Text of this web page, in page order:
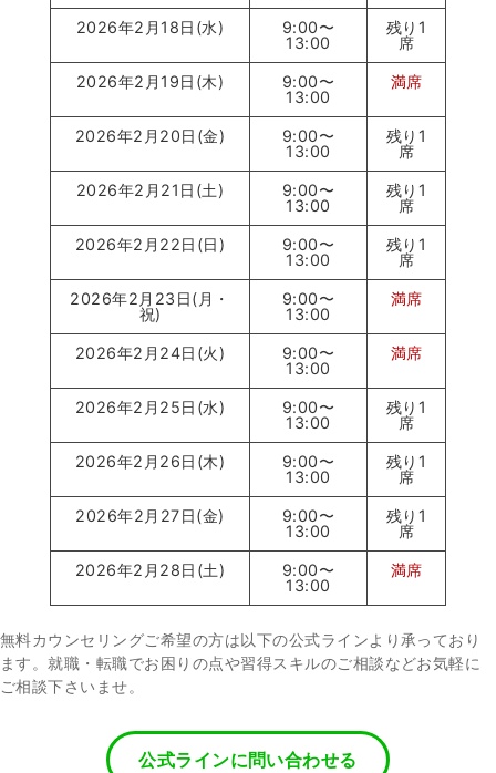
2026年2月18日(水)
9:00〜
13:00
残り1
席
2026年2月19日(木)
9:00〜
13:00
満席
2026年2月20日(金)
9:00〜
13:00
残り1
席
2026年2月21日(土)
9:00〜
13:00
残り1
席
2026年2月22日(日)
9:00〜
13:00
残り1
席
2026年2月23日(月・
祝)
9:00〜
13:00
満席
2026年2月24日(火)
9:00〜
13:00
満席
2026年2月25日(水)
9:00〜
13:00
残り1
席
2026年2月26日(木)
9:00〜
13:00
残り1
席
2026年2月27日(金)
9:00〜
13:00
残り1
席
2026年2月28日(土)
9:00〜
13:00
満席
無料カウンセリングご希望の方は以下の公式ラインより承っており
ます。就職・転職でお困りの点や習得スキルのご相談などお気軽に
ご相談下さいませ。
公式ラインに問い合わせる